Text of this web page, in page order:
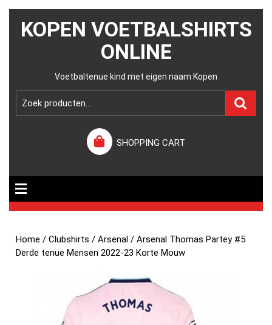
KOPEN VOETBALSHIRTS
ONLINE
Voetbaltenue kind met eigen naam Kopen
SHOPPING CART
Home /Clubshirts /Arsenal / Arsenal Thomas Partey #5
Derde tenue Mensen 2022-23 Korte Mouw